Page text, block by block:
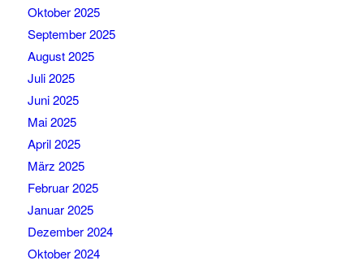
Oktober 2025
September 2025
August 2025
Juli 2025
Juni 2025
Mai 2025
April 2025
März 2025
Februar 2025
Januar 2025
Dezember 2024
Oktober 2024